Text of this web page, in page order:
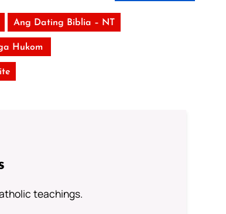
Ang Dating Biblia – NT
Hukom
teachings.